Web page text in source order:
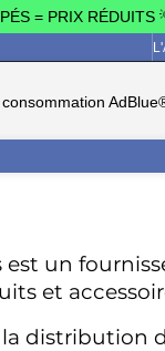
= PRIX RÉDUITS 💡
est un
et
distribution